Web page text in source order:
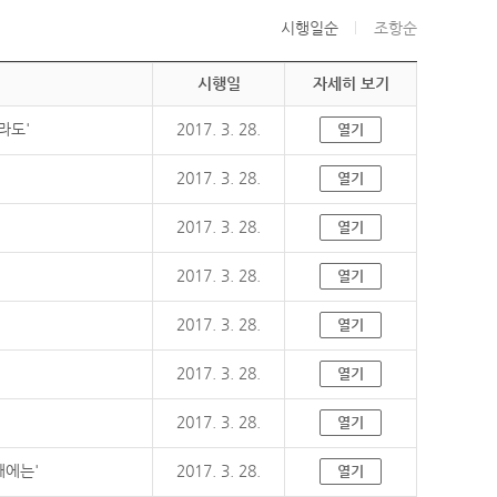
시행일순 조항순
시행일 자세히 보기
도' 2017. 3. 28. 열기
2017. 3. 28. 열기
2017. 3. 28. 열기
2017. 3. 28. 열기
2017. 3. 28. 열기
2017. 3. 28. 열기
2017. 3. 28. 열기
에는' 2017. 3. 28. 열기